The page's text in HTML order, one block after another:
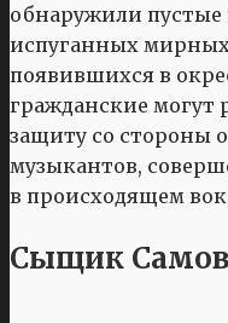
обнаружили пустые
испуганных
появившихся в
гражданские могут
защиту со стороны
музыкантов,
в происходящем
Сыщик